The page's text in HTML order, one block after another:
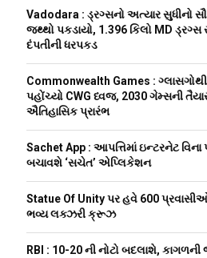
f
o
r
Vadodara : ડ્રગ્સનો અત્યાર સુધીનો
જથ્થો પકડાયો, 1.396 કિલો MD ડ્રગ્સ
દંપતીની ધરપકડ
Commonwealth Games :
પહોંચ્યો CWG ધ્વજ, 2030 ગેમ્સની
ઐતિહાસિક પ્રારંભ
Sachet App : આપત્તિમાં ઇન્ટરનેટ
બચાવશે ‘સચેત’ એપ્લિકેશન
Statue Of Unity પર હવે 600
ભવ્ય લક્ઝરી ક્રૂઝ
RBI : ₹10-20 ની નોટો બદલાશે,